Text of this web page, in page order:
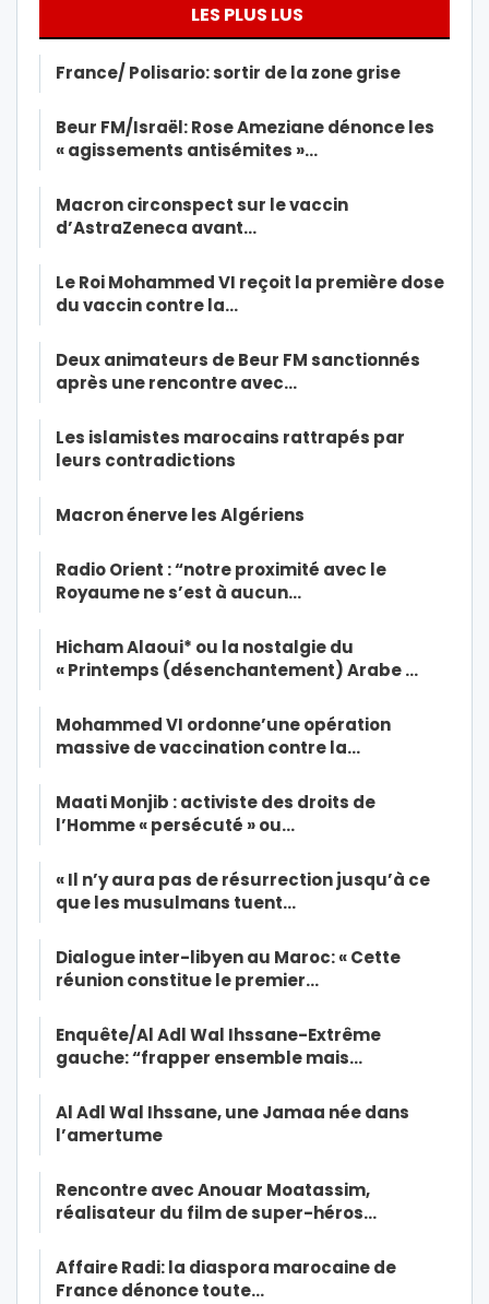
LES PLUS LUS
France/ Polisario: sortir de la zone grise
Beur FM/Israël: Rose Ameziane dénonce les
« agissements antisémites »…
Macron circonspect sur le vaccin
d’AstraZeneca avant…
Le Roi Mohammed VI reçoit la première dose
du vaccin contre la…
Deux animateurs de Beur FM sanctionnés
après une rencontre avec…
Les islamistes marocains rattrapés par
leurs contradictions
Macron énerve les Algériens
Radio Orient : “notre proximité avec le
Royaume ne s’est à aucun…
Hicham Alaoui* ou la nostalgie du
« Printemps (désenchantement) Arabe …
Mohammed VI ordonne’une opération
massive de vaccination contre la…
Maati Monjib : activiste des droits de
l’Homme « persécuté » ou…
« Il n’y aura pas de résurrection jusqu’à ce
que les musulmans tuent…
Dialogue inter-libyen au Maroc: « Cette
réunion constitue le premier…
Enquête/Al Adl Wal Ihssane-Extrême
gauche: “frapper ensemble mais…
Al Adl Wal Ihssane, une Jamaa née dans
l’amertume
Rencontre avec Anouar Moatassim,
réalisateur du film de super-héros…
Affaire Radi: la diaspora marocaine de
France dénonce toute…